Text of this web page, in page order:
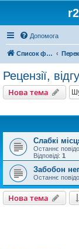
Допомога
Список форумів
Рецензії,
Нова тема
Слабкі
Останнє
Відповіді: 1
Забобон
Останнє
Нова тема